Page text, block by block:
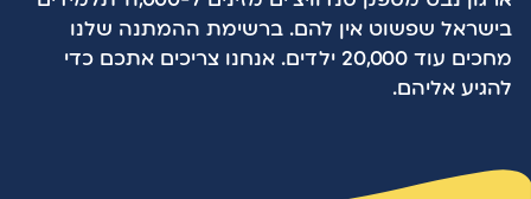
בישראל שפשוט אין להם. ברשימת ההמתנה שלנו
מחכים עוד 20,000 ילדים. אנחנו צריכים אתכם כדי
להגיע אליהם.